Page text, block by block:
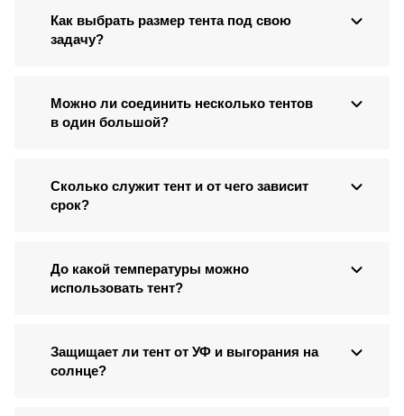
Как выбрать размер тента под свою
задачу?
Можно ли соединить несколько тентов
в один большой?
Сколько служит тент и от чего зависит
срок?
До какой температуры можно
использовать тент?
Защищает ли тент от УФ и выгорания на
солнце?